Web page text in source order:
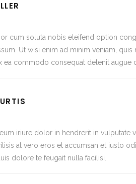
cum soluta nobis eleifend option
Ut wisi enim ad minim veniam,
ea commodo consequat delenit augue
iriure dolor in hendrerit in
at vero eros et accumsan et iusto
dolore te feugait nulla facilisi.